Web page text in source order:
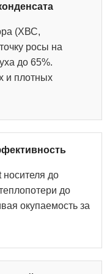
(ХВС,
росы на
до 65%.
и плотных
до
до
окупаемость за